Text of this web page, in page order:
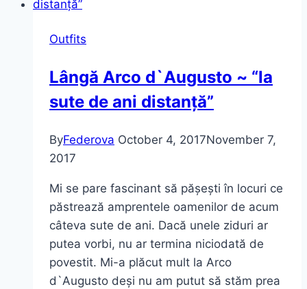
Outfits
Lângă Arco d`Augusto ~ “la
sute de ani distanță”
ByFederova October 4, 2017November 7,
2017
Mi se pare fascinant să pășești în locuri ce
păstrează amprentele oamenilor de acum
câteva sute de ani. Dacă unele ziduri ar
putea vorbi, nu ar termina niciodată de
povestit. Mi-a plăcut mult la Arco
d`Augusto deși nu am putut să stăm prea